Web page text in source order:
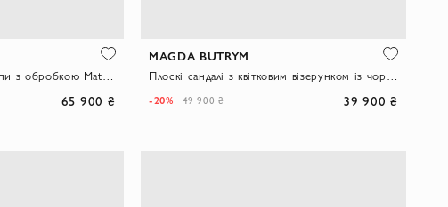
65 900 ₴
MAGDA BUTRYM
-20% 49 900 ₴ 39 900 ₴